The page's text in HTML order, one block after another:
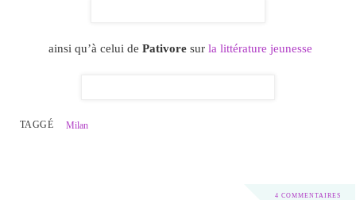
ainsi qu’à celui de Pativore sur la littérature jeunesse
TAGGÉ Milan
4 COMMENTAIRES